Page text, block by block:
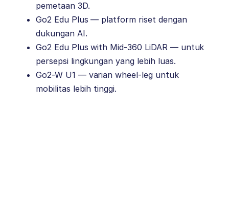
pemetaan 3D.
Go2 Edu Plus — platform riset dengan
dukungan AI.
Go2 Edu Plus with Mid-360 LiDAR — untuk
persepsi lingkungan yang lebih luas.
Go2-W U1 — varian wheel-leg untuk
mobilitas lebih tinggi.